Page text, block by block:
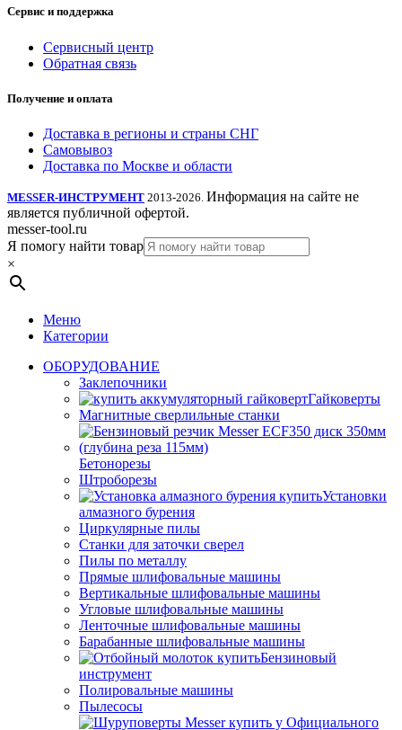
Сервис и поддержка
Сервисный центр
Обратная связь
Получение и оплата
Доставка в регионы и страны СНГ
Самовывоз
Доставка по Москве и области
MESSER-ИНСТРУМЕНТ 2013-2026. Информация на сайте не
является публичной офертой.
messer-tool.ru
Я помогу найти товар
×
Меню
Категории
ОБОРУДОВАНИЕ
Заклепочники
Гайковерты
Магнитные сверлильные станки
Бетонорезы
Штроборезы
Установки
алмазного бурения
Циркулярные пилы
Станки для заточки сверел
Пилы по металлу
Прямые шлифовальные машины
Вертикальные шлифовальные машины
Угловые шлифовальные машины
Ленточные шлифовальные машины
Барабанные шлифовальные машины
Бензиновый
инструмент
Полировальные машины
Пылесосы